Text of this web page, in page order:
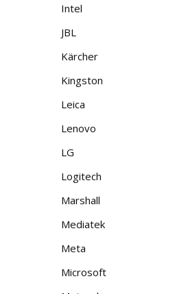
Intel
JBL
Kärcher
Kingston
Leica
Lenovo
LG
Logitech
Marshall
Mediatek
Meta
Microsoft